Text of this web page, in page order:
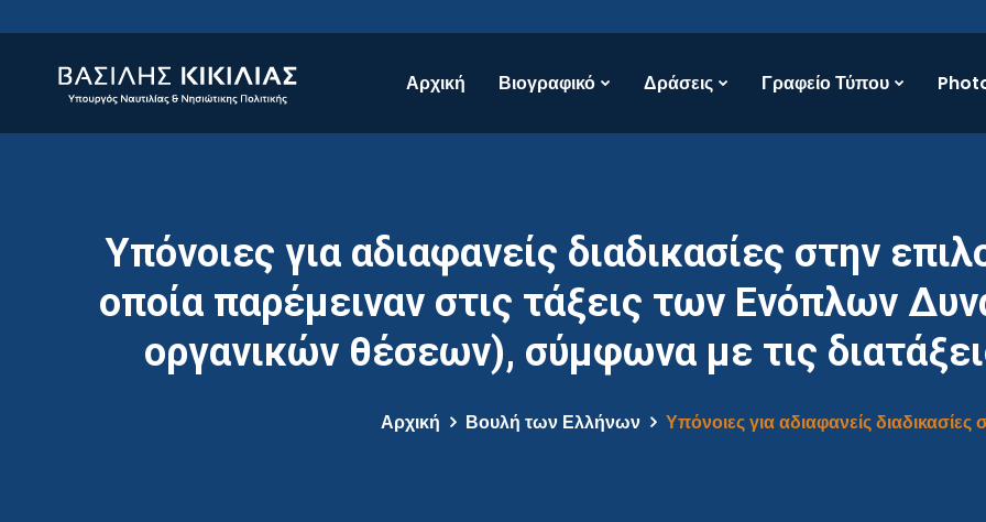
Αρχική Βιογραφικό Δράσεις Γραφείο Τύπου
Υπόνοιες για αδιαφανείς διαδικασίες στην
οποία παρέμειναν στις τάξεις των Ενόπλων
οργανικών θέσεων), σύμφωνα με τις
Αρχική Βουλή των Ελλήνων